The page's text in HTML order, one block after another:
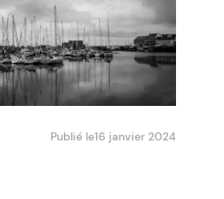
Publié le16 janvier 2024